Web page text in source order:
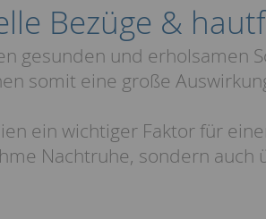
Bezüge &
gesunden und erholsamen
somit eine große
ein wichtiger Faktor für
Nachtruhe, sondern